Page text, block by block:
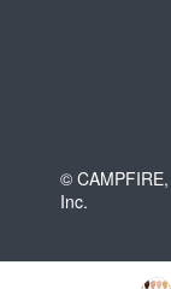
© CAMPFIRE,
Inc.